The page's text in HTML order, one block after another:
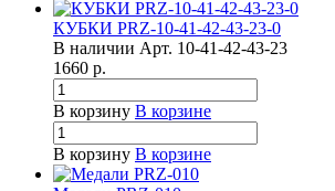
КУБКИ PRZ-10-41-42-43-23-0
В наличии Арт. 10-41-42-43-23
1660 р.
В корзину В корзине
В корзину В корзине